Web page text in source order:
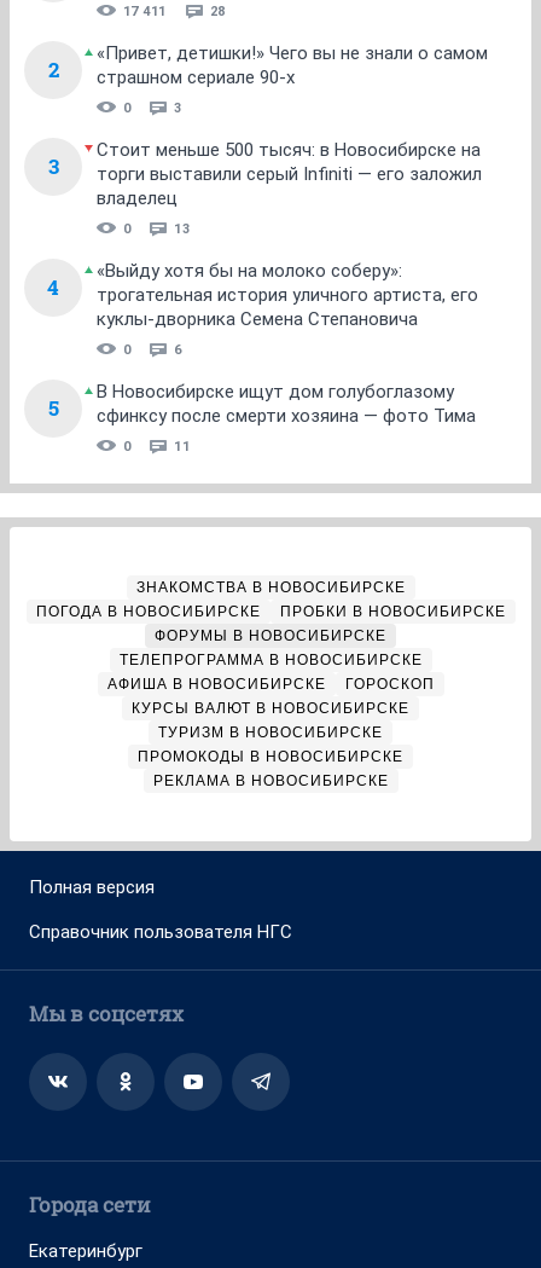
17 411 28
2
«Привет, детишки!» Чего вы не знали о самом
страшном сериале 90-х
0 3
3
Стоит меньше 500 тысяч: в Новосибирске на
торги выставили серый Infiniti — его заложил
владелец
0 13
4
«Выйду хотя бы на молоко соберу»:
трогательная история уличного артиста, его
куклы-дворника Семена Степановича
0 6
5
В Новосибирске ищут дом голубоглазому
сфинксу после смерти хозяина — фото Тима
0 11
ЗНАКОМСТВА В НОВОСИБИРСКЕ
ПОГОДА В НОВОСИБИРСКЕ
ПРОБКИ В НОВОСИБИРСКЕ
ФОРУМЫ В НОВОСИБИРСКЕ
ТЕЛЕПРОГРАММА В НОВОСИБИРСКЕ
АФИША В НОВОСИБИРСКЕ
ГОРОСКОП
КУРСЫ ВАЛЮТ В НОВОСИБИРСКЕ
ТУРИЗМ В НОВОСИБИРСКЕ
ПРОМОКОДЫ В НОВОСИБИРСКЕ
РЕКЛАМА В НОВОСИБИРСКЕ
Полная версия
Справочник пользователя НГС
Мы в соцсетях
Города сети
Екатеринбург